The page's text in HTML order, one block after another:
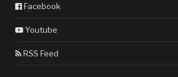
Facebook
Youtube
RSS Feed